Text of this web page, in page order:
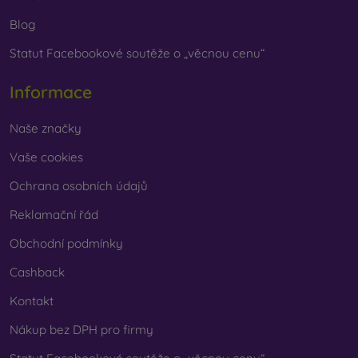
Blog
Statut Facebookové soutěže o „věcnou cenu“
Informace
Naše značky
Vaše cookies
Ochrana osobních údajů
Reklamační řád
Obchodní podmínky
Cashback
Kontakt
Nákup bez DPH pro firmy